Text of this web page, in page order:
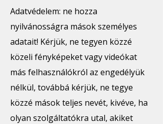
Adatvédelem: ne hozza
nyilvánosságra mások személyes
adatait! Kérjük, ne tegyen közzé
közeli fényképeket vagy videókat
más felhasználókról az engedélyük
nélkül, továbbá kérjük, ne tegye
közzé mások teljes nevét, kivéve, ha
olyan szolgáltatókra utal, akiket